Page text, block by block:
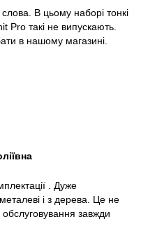
В цьому наборі тонкі
Pro такі не випускають.
в нашому магазині.
. Дуже
і з дерева. Це не
завжди